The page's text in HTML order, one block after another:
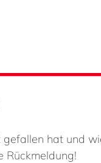
hat und
Rückmeldung!